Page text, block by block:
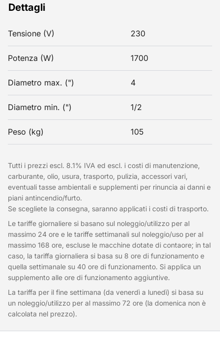
Dettagli
Tensione (V) 230
Potenza (W) 1700
Diametro max. (") 4
Diametro min. (") 1/2
Peso (kg) 105
Tutti i prezzi escl. 8.1% IVA ed escl. i costi di manutenzione,
carburante, olio, usura, trasporto, pulizia, accessori vari,
eventuali tasse ambientali e supplementi per rinuncia ai danni e
piani antincendio/furto.
Se scegliete la consegna, saranno applicati i costi di trasporto.
Le tariffe giornaliere si basano sul noleggio/utilizzo per al
massimo 24 ore e le tariffe settimanali sul noleggio/uso per al
massimo 168 ore, escluse le macchine dotate di contaore; in tal
caso, la tariffa giornaliera si basa su 8 ore di funzionamento e
quella settimanale su 40 ore di funzionamento. Si applica un
supplemento alle ore di funzionamento aggiuntive.
La tariffa per il fine settimana (da venerdì a lunedì) si basa su
un noleggio/utilizzo per al massimo 72 ore (la domenica non è
calcolata nel prezzo).